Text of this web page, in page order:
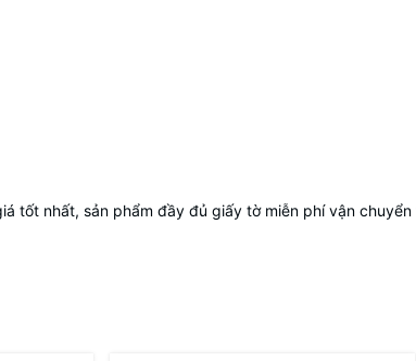
tốt nhất, sản phẩm đầy đủ giấy tờ miễn phí vận chuyển